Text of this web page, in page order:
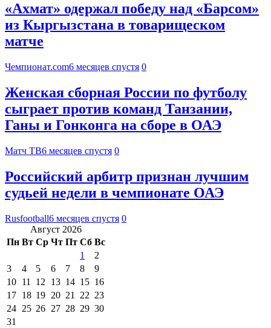
«Ахмат» одержал победу над «Барсом»
из Кыргызстана в товарищеском
матче
Чемпионат.com6 месяцев спустя 0
Женская сборная России по футболу
сыграет против команд Танзании,
Ганы и Гонконга на сборе в ОАЭ
Матч ТВ6 месяцев спустя 0
Российский арбитр признан лучшим
судьей недели в чемпионате ОАЭ
Rusfootball6 месяцев спустя 0
Август 2026
Пн Вт Ср Чт Пт Сб Вс
1
2
3
4 5 6 7 8
9
10 11 12 13 14 15 16
17 18 19 20 21 22 23
24 25 26 27 28 29 30
31